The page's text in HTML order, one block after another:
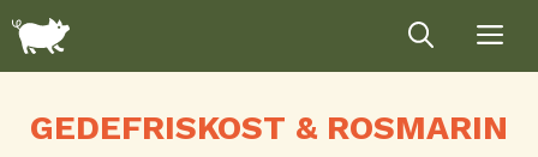
indhold
GEDEFRISKOST & ROSMARIN